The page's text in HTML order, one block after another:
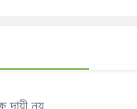
দায়ী নয়